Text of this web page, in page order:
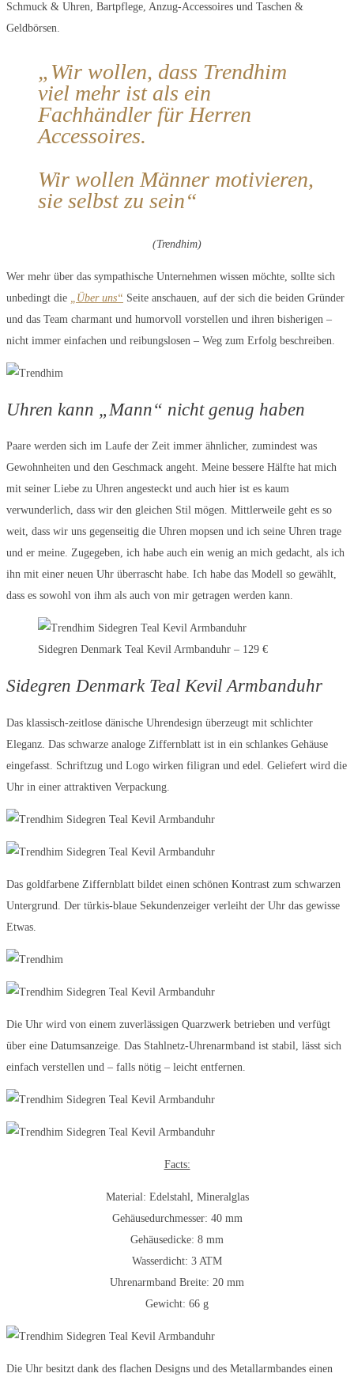
Schmuck & Uhren, Bartpflege, Anzug-Accessoires und Taschen &
Geldbörsen.
„Wir wollen, dass Trendhim
viel mehr ist als ein
Fachhändler für Herren
Accessoires.
Wir wollen Männer motivieren,
sie selbst zu sein“
(Trendhim)
Wer mehr über das sympathische Unternehmen wissen möchte, sollte sich
unbedingt die „Über uns“ Seite anschauen, auf der sich die beiden Gründer
und das Team charmant und humorvoll vorstellen und ihren bisherigen –
nicht immer einfachen und reibungslosen – Weg zum Erfolg beschreiben.
Uhren kann „Mann“ nicht genug haben
Paare werden sich im Laufe der Zeit immer ähnlicher, zumindest was
Gewohnheiten und den Geschmack angeht. Meine bessere Hälfte hat mich
mit seiner Liebe zu Uhren angesteckt und auch hier ist es kaum
verwunderlich, dass wir den gleichen Stil mögen. Mittlerweile geht es so
weit, dass wir uns gegenseitig die Uhren mopsen und ich seine Uhren trage
und er meine. Zugegeben, ich habe auch ein wenig an mich gedacht, als ich
ihn mit einer neuen Uhr überrascht habe. Ich habe das Modell so gewählt,
dass es sowohl von ihm als auch von mir getragen werden kann.
Sidegren Denmark Teal Kevil Armbanduhr – 129 €
Sidegren Denmark Teal Kevil Armbanduhr
Das klassisch-zeitlose dänische Uhrendesign überzeugt mit schlichter
Eleganz. Das schwarze analoge Ziffernblatt ist in ein schlankes Gehäuse
eingefasst. Schriftzug und Logo wirken filigran und edel. Geliefert wird die
Uhr in einer attraktiven Verpackung.
Das goldfarbene Ziffernblatt bildet einen schönen Kontrast zum schwarzen
Untergrund. Der türkis-blaue Sekundenzeiger verleiht der Uhr das gewisse
Etwas.
Die Uhr wird von einem zuverlässigen Quarzwerk betrieben und verfügt
über eine Datumsanzeige. Das Stahlnetz-Uhrenarmband ist stabil, lässt sich
einfach verstellen und – falls nötig – leicht entfernen.
Facts:
Material: Edelstahl, Mineralglas
Gehäusedurchmesser: 40 mm
Gehäusedicke: 8 mm
Wasserdicht: 3 ATM
Uhrenarmband Breite: 20 mm
Gewicht: 66 g
Die Uhr besitzt dank des flachen Designs und des Metallarmbandes einen